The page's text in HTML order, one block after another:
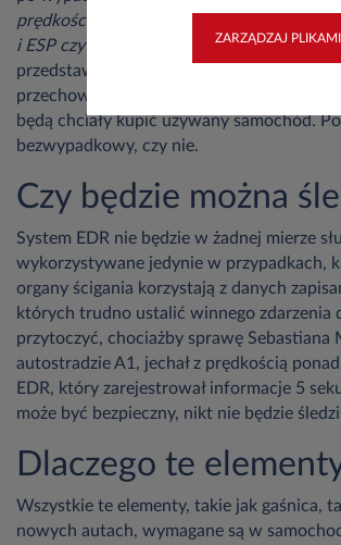
prędkości, stan pedału przyspieszenia i
i ESP czy poziom obrotów silnika. Co
przedstawiciele organów ścigania czy
przechowywane w bezpiecznych
będą chciały kupić używany samochód.
bezwypadkowy, czy nie.
Czy będzie można
System EDR nie będzie w żadnej mierze
wykorzystywane jedynie w przypadkach,
organy ścigania korzystają z danych
których trudno ustalić winnego
przytoczyć, chociażby sprawę
autostradzie A1, jechał z prędkością
EDR, który zarejestrował informacje 5
może być bezpieczny, nikt nie będzie
Dlaczego te
Wszystkie te elementy, takie jak gaśnica,
nowych autach, wymagane są w
ZARZĄDZAJ